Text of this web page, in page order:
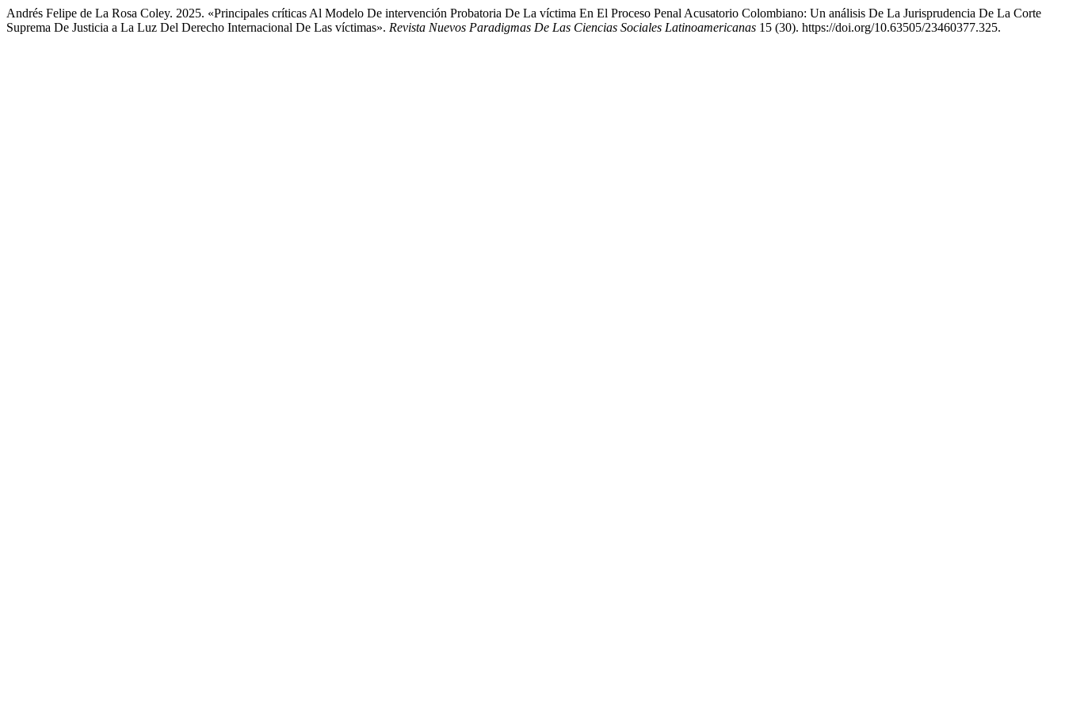
Andrés Felipe de La Rosa Coley. 2025. «Principales críticas Al Modelo De intervención Probatoria De La víctima En El Proceso Penal Acusatorio Colombiano: Un análisis De La Jurisprudencia De La Corte
Suprema De Justicia a La Luz Del Derecho Internacional De Las víctimas». Revista Nuevos Paradigmas De Las Ciencias Sociales Latinoamericanas 15 (30). https://doi.org/10.63505/23460377.325.